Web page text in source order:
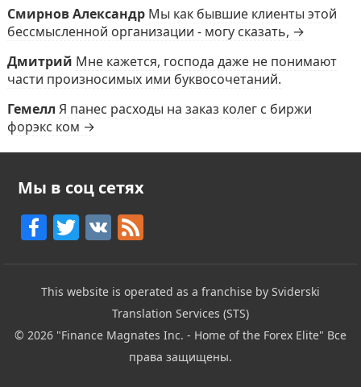
Смирнов Александр Мы как бывшие клиенты этой
бессмысленной организации - могу сказать, →
Дмитрий Мне кажется, господа даже не понимают
части произносимых ими буквосочетаний.
Гемелл Я панес расходы на заказ колег с биржи
форэкс ком →
Мы в соц сетях
F
c
e
b
T
itt
er
V F
e
d
This website is operated as a franchise by Sviderski
Translation Services (STS)
© 2026 "Finance Magnates Inc. - Home of the Forex Elite" Все
права защищены.